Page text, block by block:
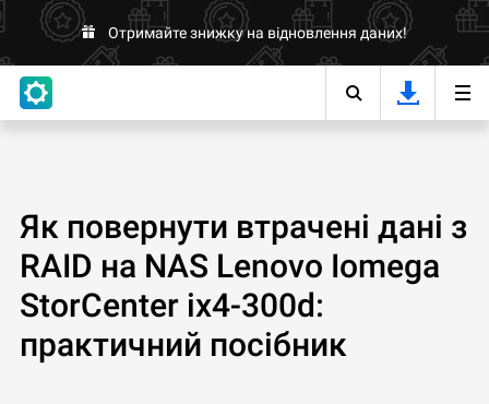
Отримайте знижку на відновлення даних!
Як повернути втрачені дані з
RAID на NAS Lenovo Iomega
StorCenter ix4-300d:
практичний посібник